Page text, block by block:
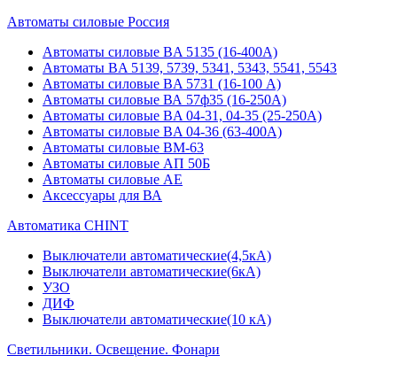
Автоматы силовые Россия
Автоматы силовые BA 5135 (16-400А)
Автоматы BA 5139, 5739, 5341, 5343, 5541, 5543
Автоматы силовые BA 5731 (16-100 А)
Автоматы силовые ВА 57ф35 (16-250А)
Автоматы силовые BA 04-31, 04-35 (25-250А)
Автоматы силовые BA 04-36 (63-400А)
Автоматы силовые ВМ-63
Автоматы силовые АП 50Б
Автоматы силовые АЕ
Аксессуары для ВА
Автоматика CHINT
Выключатели автоматические(4,5кА)
Выключатели автоматические(6кА)
УЗО
ДИФ
Выключатели автоматические(10 кА)
Светильники. Освещение. Фонари